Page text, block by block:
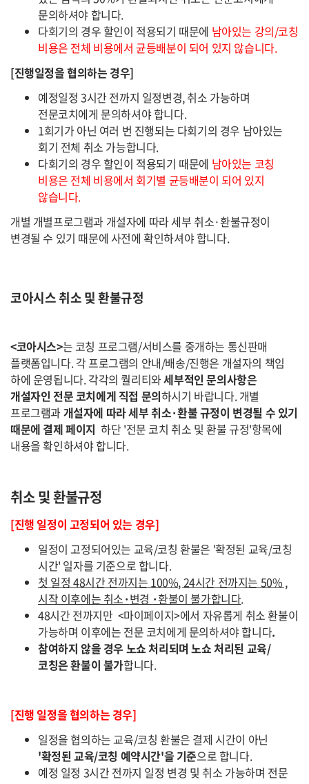
문의하셔야 합니다.
다회기의 경우 할인이 적용되기 때문에 남아있는 강의/코칭
비용은 전체 비용에서 균등배분이 되어 있지 않습니다.
[진행일정을 협의하는 경우]
예정일정 3시간 전까지 일정변경, 취소 가능하며
전문코치에게 문의하셔야 합니다.
1회기가 아닌 여러 번 진행되는 다회기의 경우 남아있는
회기 전체 취소 가능합니다.
다회기의 경우 할인이 적용되기 때문에 남아있는 코칭
비용은 전체 비용에서 회기별 균등배분이 되어 있지
않습니다.
개별 개별프로그램과 개설자에 따라 세부 취소·환불규정이
변경될 수 있기 때문에 사전에 확인하셔야 합니다.
코아시스 취소 및 환불규정
<코아시스>는 코칭 프로그램/서비스를 중개하는 통신판매
플랫폼입니다. 각 프로그램의 안내/배송/진행은 개설자의 책임
하에 운영됩니다. 각각의 퀄리티와세부적인 문의사항은
개설자인 전문 코치에게 직접 문의하시기 바랍니다. 개별
프로그램과개설자에 따라 세부 취소·환불 규정이 변경될 수 있기
때문에 결제 페이지 하단 '전문 코치 취소 및 환불 규정'항목에
내용을 확인하셔야 합니다.
취소 및 환불규정
[진행 일정이 고정되어 있는 경우]
일정이 고정되어있는 교육/코칭 환불은 '확정된 교육/코칭
시간' 일자를 기준으로 합니다.
첫 일정 48시간 전까지는 100%, 24시간 전까지는 50% ,
시작 이후에는 취소·변경 ·환불이 불가합니다.
48시간 전까지만 <마이페이지>에서 자유롭게 취소 환불이
가능하며 이후에는 전문 코치에게 문의하셔야 합니다.
참여하지 않을 경우 노쇼 처리되며 노쇼 처리된 교육/
코칭은 환불이 불가합니다.
[진행 일정을 협의하는 경우]
일정을 협의하는 교육/코칭 환불은 결제 시간이 아닌
'확정된 교육/코칭 예약시간'을 기준으로 합니다.
예정 일정 3시간 전까지 일정 변경 및 취소 가능하며 전문